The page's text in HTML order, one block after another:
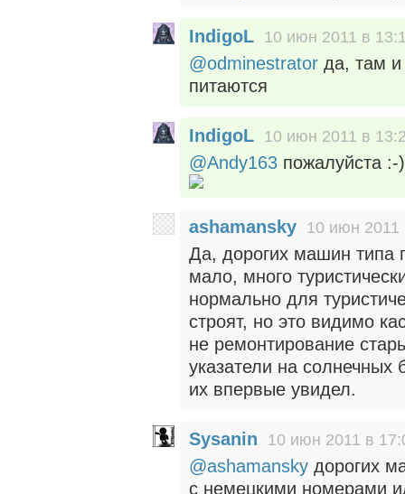
IndigoL 10 июн 2011 в
@odminestrator да, там и
питаются
IndigoL 10 июн 2011 в
@Andy163 пожалуйста :-)
ashamansky 10 июн 2011
Да, дорогих машин типа
мало, много
нормально для
строят, но это видимо
не ремонтирование
указатели на
их впервые увидел.
Sysanin 10 июн 2011 в
@ashamansky дорогих
с немецкими номерами